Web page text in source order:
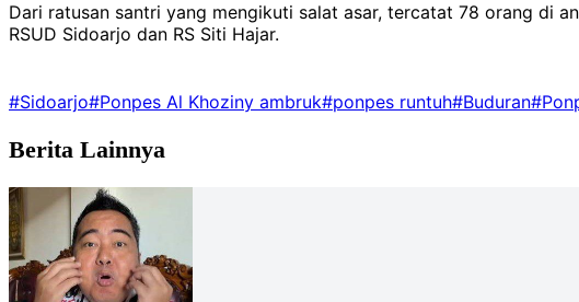
Dari ratusan santri yang mengikuti salat asar, tercatat 78 orang di
RSUD Sidoarjo dan RS Siti Hajar.
#Sidoarjo#Ponpes Al Khoziny ambruk#ponpes runtuh#Buduran
Berita Lainnya